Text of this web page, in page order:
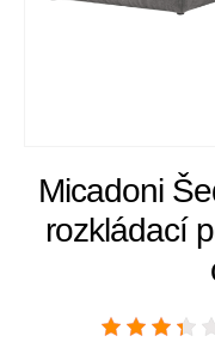
Micadoni
rozkládací